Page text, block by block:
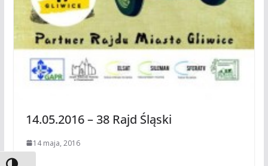
14.05.2016 – 38 Rajd Śląski
14 maja, 2016